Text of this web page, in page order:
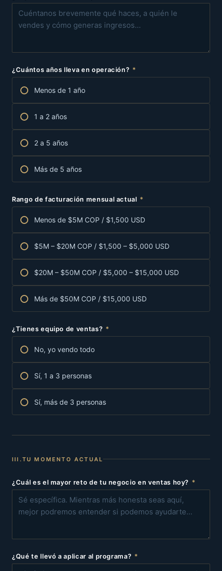
¿Cuántos años lleva en operación? *
Menos de 1 año
1 a 2 años
2 a 5 años
Más de 5 años
Rango de facturación mensual actual *
Menos de $5M COP / $1,500 USD
$5M – $20M COP / $1,500 – $5,000 USD
$20M – $50M COP / $5,000 – $15,000 USD
Más de $50M COP / $15,000 USD
¿Tienes equipo de ventas? *
No, yo vendo todo
Sí, 1 a 3 personas
Sí, más de 3 personas
III. TU MOMENTO ACTUAL
¿Cuál es el mayor reto de tu negocio en ventas hoy? *
¿Qué te llevó a aplicar al programa? *